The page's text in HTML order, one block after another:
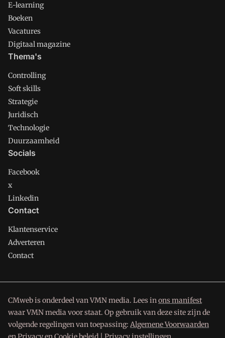
E-learning
Boeken
Vacatures
Digitaal magazine
Thema's
Controlling
Soft skills
Strategie
Juridisch
Technologie
Duurzaamheid
Socials
Facebook
x
Linkedin
Contact
Klantenservice
Adverteren
Contact
CMweb is onderdeel van VMN media. Lees inons manifest
waar VMN media voor staat. Op gebruik van deze site zijn de
volgende regelingen van toepassing: Algemene Voorwaarden